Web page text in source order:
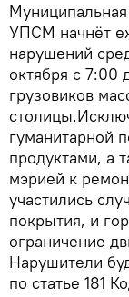
УПСМ начнёт
нарушений
октября с 7:00
грузовиков
гуманитарной
продуктами, а
мэрией к
участились
покрытия, и
ограничение
Нарушители
по статье 181